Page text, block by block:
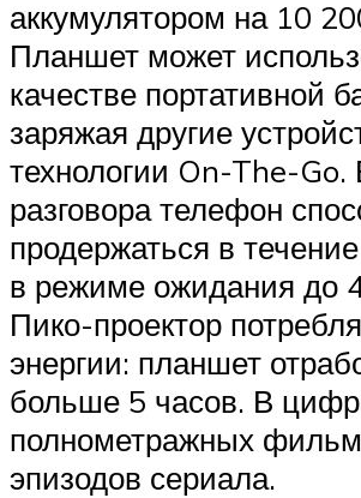
аккумулятором на 10
Планшет может
качестве портативной
заряжая другие
технологии On-The-
разговора телефон
продержаться в
в режиме ожидания до
Пико-проектор
энергии: планшет
больше 5 часов. В
полнометражных
эпизодов сериала.